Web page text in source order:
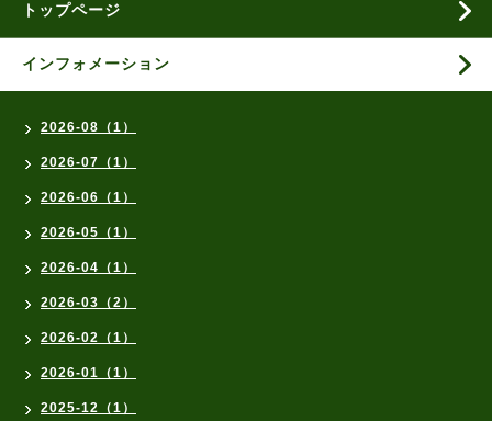
トップページ
インフォメーション
2026-08（1）
2026-07（1）
2026-06（1）
2026-05（1）
2026-04（1）
2026-03（2）
2026-02（1）
2026-01（1）
2025-12（1）